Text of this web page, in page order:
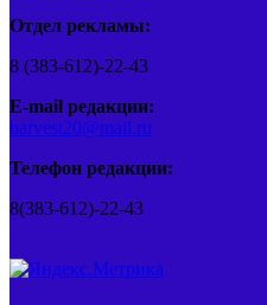
Отдел рекламы:
8 (383-612)-22-43
E-mail редакции:
barvest20@mail.ru
Телефон редакции:
8(383-612)-22-43